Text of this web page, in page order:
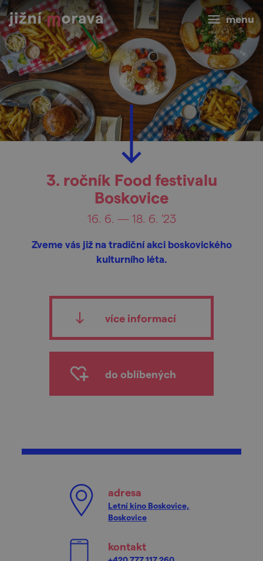
menu
3. ročník Food festivalu
Boskovice
16. 6. — 18. 6. '23
Zveme vás již na tradiční akci boskovického
kulturního léta.
více informací
do oblíbených
adresa
Letní kino Boskovice,
Boskovice
kontakt